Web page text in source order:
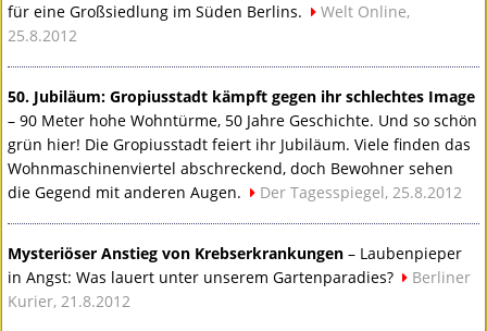
für eine Großsiedlung im Süden Berlins.
Welt Online,
25.8.2012
50. Jubiläum: Gropiusstadt kämpft gegen ihr schlechtes Image
– 90 Meter hohe Wohntürme, 50 Jahre Geschichte. Und so schön
grün hier! Die Gropiusstadt feiert ihr Jubiläum. Viele finden das
Wohnmaschinenviertel abschreckend, doch Bewohner sehen
die Gegend mit anderen Augen.
Der Tagesspiegel, 25.8.2012
Mysteriöser Anstieg von Krebserkrankungen – Laubenpieper
in Angst: Was lauert unter unserem Gartenparadies?
Berliner
Kurier, 21.8.2012